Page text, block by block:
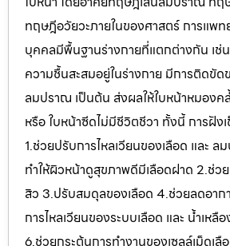
ทฤษฎีอวัยวะภายในของศาสตร์ การแพ
บุคคลมีพื้นฐานร่างกายที่แตกต่างกัน เช่
ความชื้นสะสมอยู่ในร่างกาย มีการติดขัด
ลมปราณ เป็นต้น ส่งผลให้ใบหน้าหมองค
หรือ ใบหน้าซีดไม่มีชีวิตชีวา ทั้งนี้ การฝัง
1.ช่วยปรับการไหลเวียนของเลือด และ
ทำให้ผิวหน้าดูสุขภาพดีมีเลือดฝาด 2.ช่ว
สิว 3.ปรับสมดุลของเลือด 4.ช่วยลดอาก
การไหลเวียนของระบบเลือด และ น้ำเหลื
6.ช่วยกระตุ้นการทำงานของเซลล์เม็ดเ